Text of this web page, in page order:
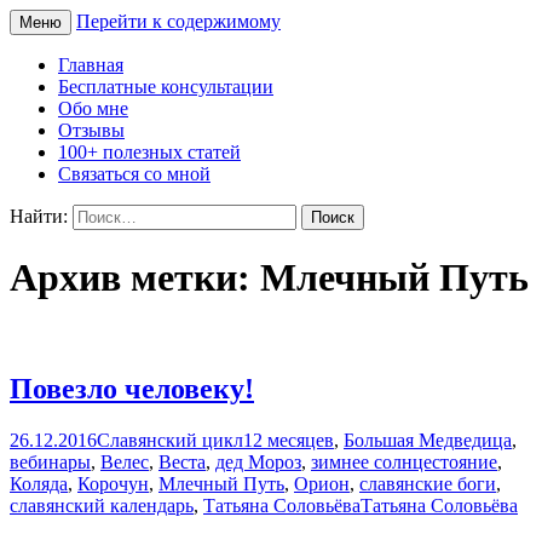
Свет Радости
Меню Перейти к содержимому
Главная
Бесплатные консультации
Обо мне
Отзывы
100+ полезных статей
Связаться со мной
Найти:
Архив метки: Млечный Путь
Повезло человеку!
26.12.2016Славянский цикл12 месяцев, Большая Медведица,
вебинары, Велес, Веста, дед Мороз, зимнее солнцестояние,
Коляда, Корочун, Млечный Путь, Орион, славянские боги,
славянский календарь, Татьяна СоловьёваТатьяна Соловьёва